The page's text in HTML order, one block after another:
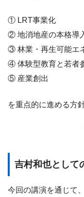
① LRT事業化
② 地消地産の本格導
③ 林業・再生可能エ
④ 体験型教育と若者
⑤ 産業創出
を重点的に進める方
吉村和也として
今回の講演を通じて、